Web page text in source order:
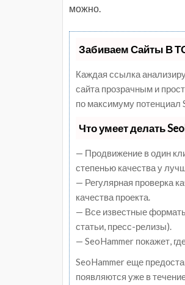
можно.
Забиваем Сайты В
Каждая ссылка
сайта прозрачным и
по максимуму потенциал
Что умеет делать
— Продвижение в один
степенью качества у
— Регулярная проверка
качества проекта.
— Все известные
статьи, пресс-релизы).
— SeoHammer покажет,
SeoHammer еще
появляются уже в